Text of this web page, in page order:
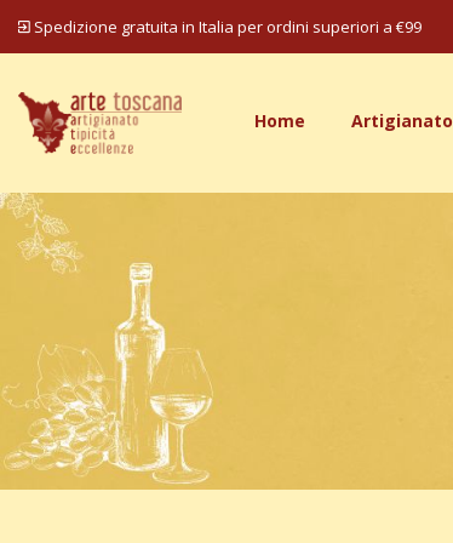
Spedizione gratuita in Italia per ordini superiori a €99
Home Artigianato